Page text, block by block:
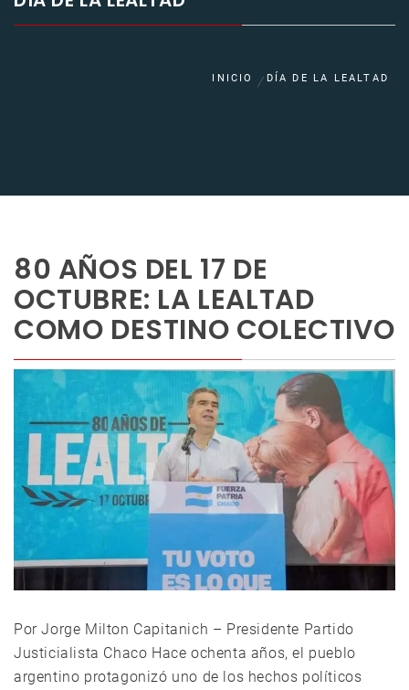
INICIO DÍA DE LA LEALTAD
80 AÑOS DEL 17 DE
OCTUBRE: LA LEALTAD
COMO DESTINO COLECTIVO
Por Jorge Milton Capitanich – Presidente Partido
Justicialista Chaco Hace ochenta años, el pueblo
argentino protagonizó uno de los hechos políticos